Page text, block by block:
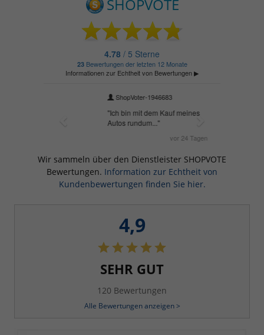
Wir sammeln über den Dienstleister SHOPVOTE
Bewertungen. Information zur Echtheit von
Kundenbewertungen finden Sie hier.
4,9
SEHR GUT
120 Bewertungen
Alle Bewertungen anzeigen >